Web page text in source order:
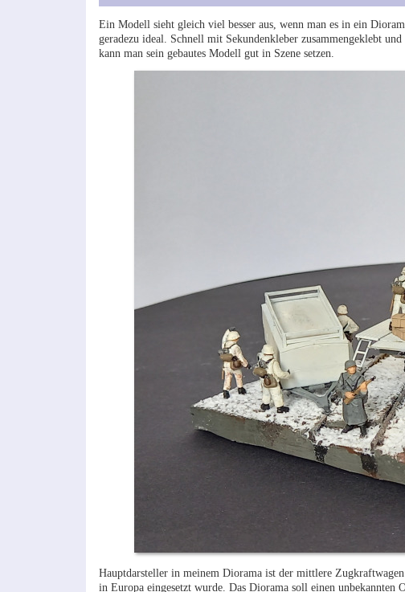
Ein Modell sieht gleich viel besser aus, wenn man es in ein
geradezu ideal. Schnell mit Sekundenkleber zusammengeklebt
kann man sein gebautes Modell gut in Szene setzen.
Hauptdarsteller in meinem Diorama ist der mittlere
in Europa eingesetzt wurde. Das Diorama soll einen